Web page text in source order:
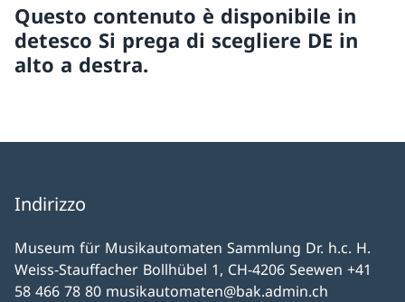
Questo contenuto è disponibile in
detesco Si prega di scegliere DE in
alto a destra.
Indirizzo
Museum für Musikautomaten Sammlung Dr. h.c. H.
Weiss-Stauffacher Bollhübel 1, CH-4206 Seewen +41
58 466 78 80 musikautomaten@bak.admin.ch